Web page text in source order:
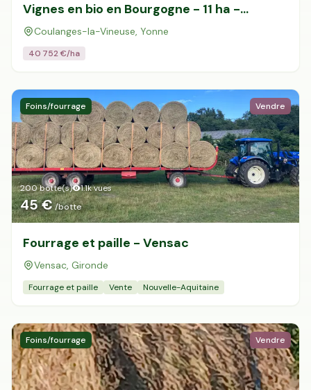
Vignes en bio en Bourgogne - 11 ha -
Coulanges-la-Vineuse
Coulanges-la-Vineuse, Yonne
40 752€/ha
Foins/fourrage Vendre
200 botte(s) 1.1kvues
45 €/botte
Fourrage et paille - Vensac
Vensac, Gironde
Fourrage et paille Vente Nouvelle-Aquitaine
Foins/fourrage Vendre